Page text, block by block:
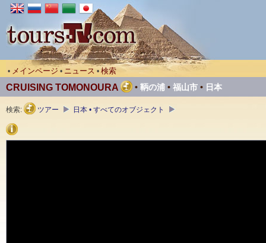
• メインページ • ニュース • 検索
CRUISING TOMONOURA • 鞆の浦 • 福山市 • 日本
検索: ツアー 日本 • すべてのオブジェクト